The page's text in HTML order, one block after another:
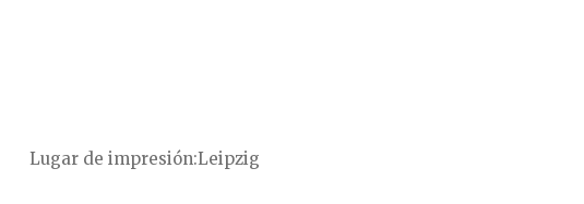
Lugar de impresión Leipzig